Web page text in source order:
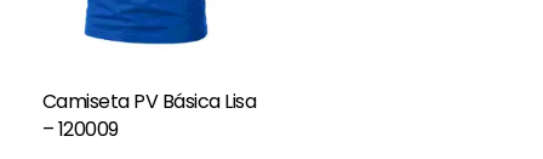
Camiseta PV Básica Lisa
– 120009